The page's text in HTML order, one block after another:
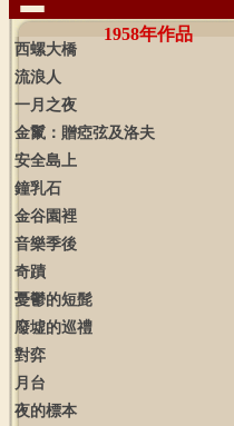
1958年作品
西螺大橋
流浪人
一月之夜
金鬣：贈瘂弦及洛夫
安全島上
鐘乳石
金谷園裡
音樂季後
奇蹟
憂鬱的短髭
廢墟的巡禮
對弈
月台
夜的標本